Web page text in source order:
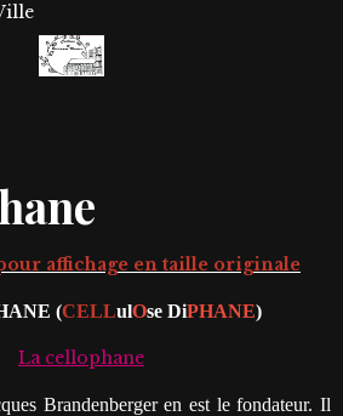
affichage en taille originale
(CELLulOse DiPHANE)
Brandenbergeren est le fondateur. Il